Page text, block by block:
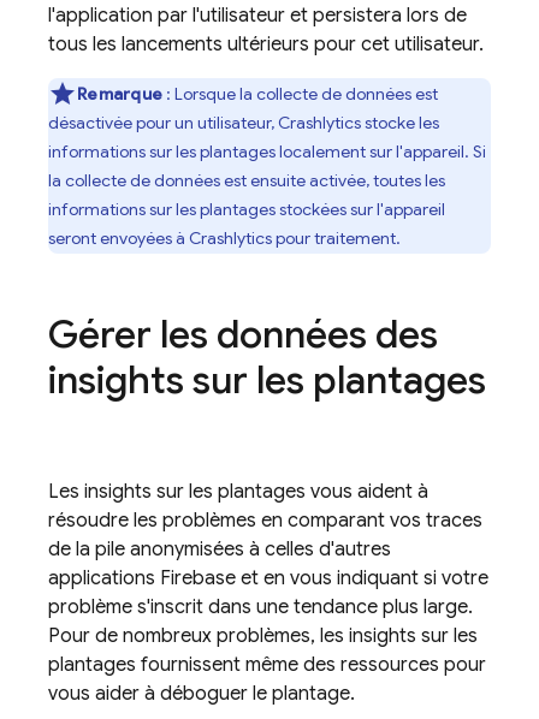
l'application par l'utilisateur et persistera lors de
tous les lancements ultérieurs pour cet utilisateur.
Remarque : Lorsque la collecte de données est
désactivée pour un utilisateur, Crashlyticsstocke les
informations sur les plantages localement sur l'appareil. Si
la collecte de données est ensuite activée, toutes les
informations sur les plantages stockées sur l'appareil
seront envoyées à Crashlyticspour traitement.
Gérer les données des
insights sur les plantages
Les insights sur les plantages vous aident à
résoudre les problèmes en comparant vos traces
de la pile anonymisées à celles d'autres
applications Firebase et en vous indiquant si votre
problème s'inscrit dans une tendance plus large.
Pour de nombreux problèmes, les insights sur les
plantages fournissent même des ressources pour
vous aider à déboguer le plantage.